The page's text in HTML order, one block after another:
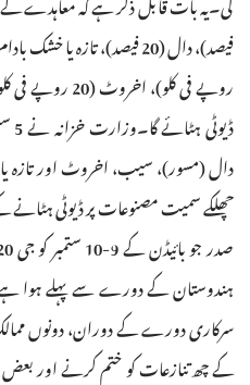
دال (مسور)، سیب، اخروٹ اور تازہ
چھلکے سمیت مصنوعات پر ڈیوٹی ہٹانے
ہندوستان کے دورے سے پہلے ہوا
کے چھ تنازعات کو ختم کرنے اور بعض